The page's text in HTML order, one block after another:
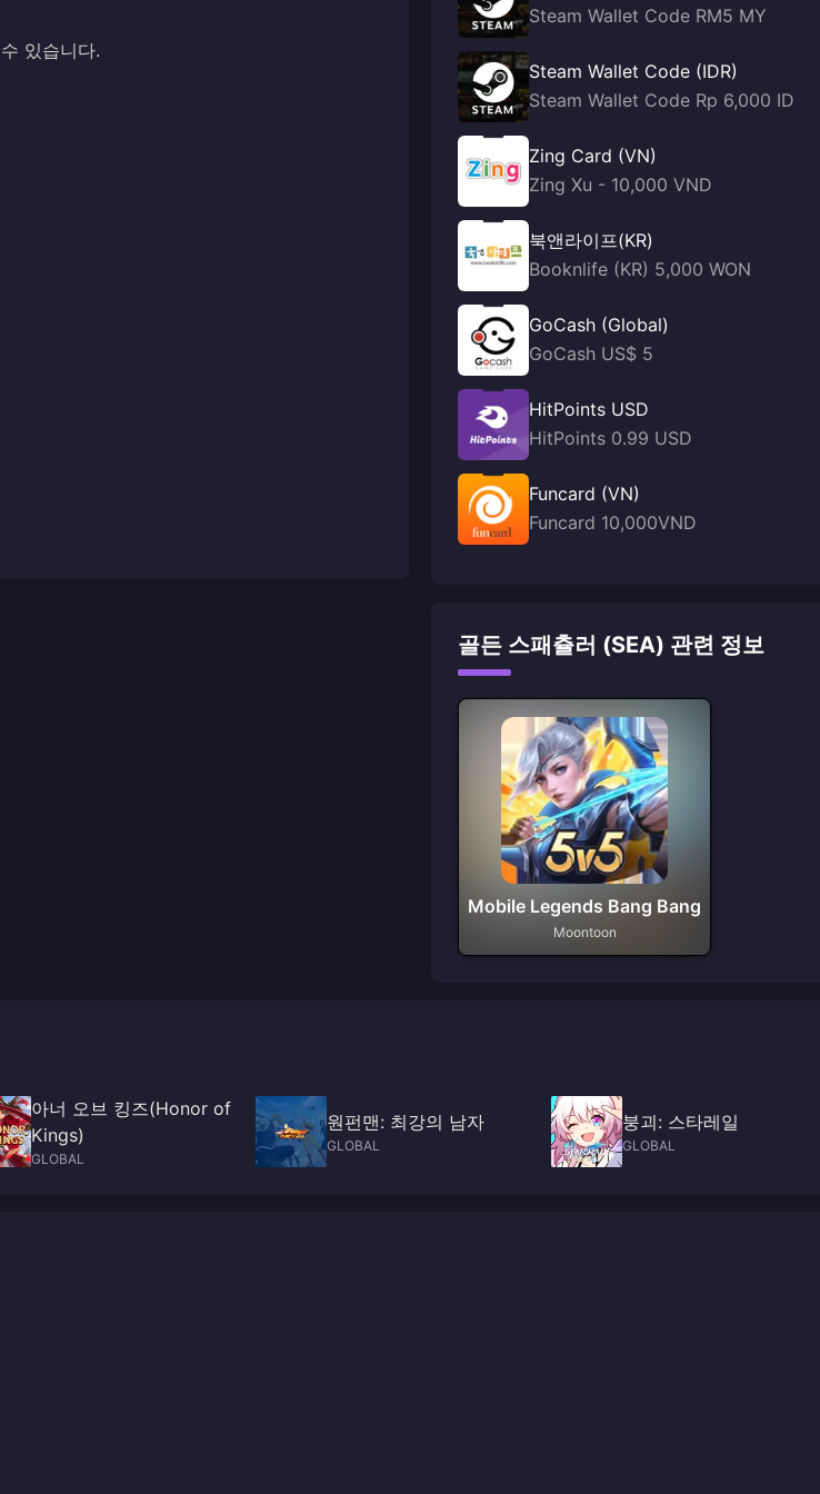
있습니다.
Steam Wallet Code RM5 MY
Steam Wallet Code (IDR)
Steam Wallet Code Rp 6,000 ID
Zing Card (VN)
Zing Xu - 10,000 VND
북앤라이프(KR)
Booknlife (KR) 5,000 WON
GoCash (Global)
GoCash US$ 5
HitPoints USD
HitPoints 0.99 USD
Funcard (VN)
Funcard 10,000VND
골든 스패츌러 (SEA) 관련 정보
Mobile Legends Bang Bang
Moontoon
아너 오브 킹즈(Honor of
Kings)
GLOBAL
원펀맨: 최강의 남자
GLOBAL
붕괴: 스타레일
GLOBAL